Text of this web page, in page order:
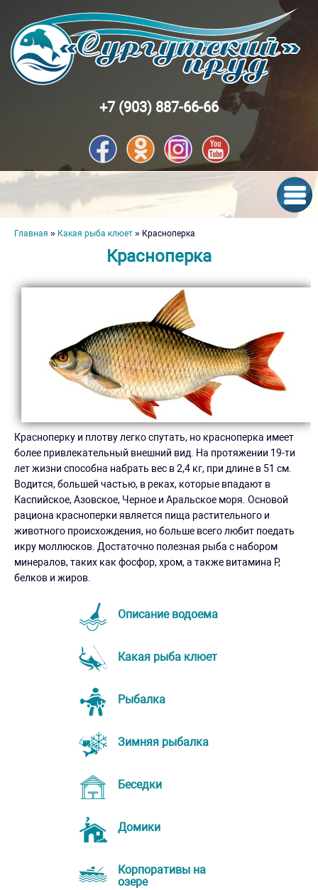
+7 (903) 887-66-66
Вы здесь
Главная » Какая рыба клюет » Красноперка
Красноперка
Красноперку и плотву легко спутать, но красноперка имеет
более привлекательный внешний вид. На протяжении 19-ти
лет жизни способна набрать вес в 2,4 кг, при длине в 51 см.
Водится, большей частью, в реках, которые впадают в
Каспийское, Азовское, Черное и Аральское моря. Основой
рациона красноперки является пища растительного и
животного происхождения, но больше всего любит поедать
икру моллюсков. Достаточно полезная рыба с набором
минералов, таких как фосфор, хром, а также витамина Р,
белков и жиров.
Описание водоема
Какая рыба клюет
Рыбалка
Зимняя рыбалка
Беседки
Домики
Корпоративы на
озере